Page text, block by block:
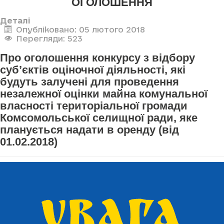
Деталі
Опубліковано: 05 лютого 2018
Перегляди: 523
Про оголошення конкурсу з відбору
суб’єктів оціночної діяльності, які
будуть залучені для проведення
незалежної оцінки майна комунальної
власності територіальної громади
Комсомольської селищної ради, яке
планується надати в оренду (від
01.02.2018)